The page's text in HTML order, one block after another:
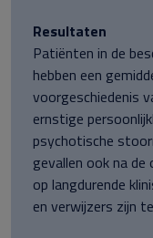
Resultaten
Patiënten in de
hebben een
voorgeschiedenis
ernstige
psychotische
gevallen ook na de
op langdurende
en verwijzers zijn